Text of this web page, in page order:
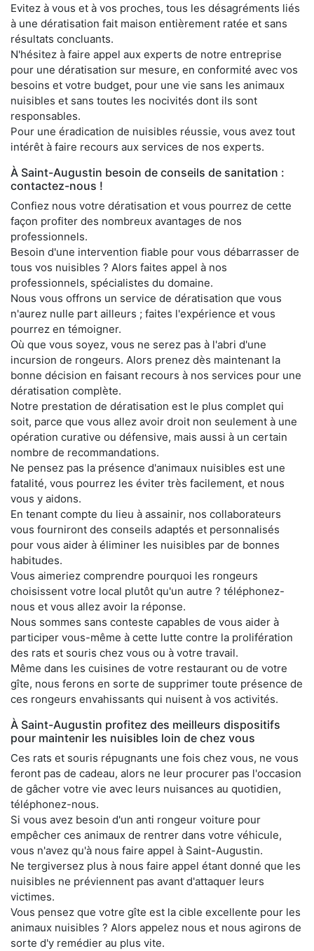
Evitez à vous et à vos proches, tous les désagréments liés
à une dératisation fait maison entièrement ratée et sans
résultats concluants.
N'hésitez à faire appel aux experts de notre entreprise
pour une dératisation sur mesure, en conformité avec vos
besoins et votre budget, pour une vie sans les animaux
nuisibles et sans toutes les nocivités dont ils sont
responsables.
Pour une éradication de nuisibles réussie, vous avez tout
intérêt à faire recours aux services de nos experts.
À Saint-Augustin besoin de conseils de sanitation :
contactez-nous !
Confiez nous votre dératisation et vous pourrez de cette
façon profiter des nombreux avantages de nos
professionnels.
Besoin d'une intervention fiable pour vous débarrasser de
tous vos nuisibles ? Alors faites appel à nos
professionnels, spécialistes du domaine.
Nous vous offrons un service de dératisation que vous
n'aurez nulle part ailleurs ; faites l'expérience et vous
pourrez en témoigner.
Où que vous soyez, vous ne serez pas à l'abri d'une
incursion de rongeurs. Alors prenez dès maintenant la
bonne décision en faisant recours à nos services pour une
dératisation complète.
Notre prestation de dératisation est le plus complet qui
soit, parce que vous allez avoir droit non seulement à une
opération curative ou défensive, mais aussi à un certain
nombre de recommandations.
Ne pensez pas la présence d'animaux nuisibles est une
fatalité, vous pourrez les éviter très facilement, et nous
vous y aidons.
En tenant compte du lieu à assainir, nos collaborateurs
vous fourniront des conseils adaptés et personnalisés
pour vous aider à éliminer les nuisibles par de bonnes
habitudes.
Vous aimeriez comprendre pourquoi les rongeurs
choisissent votre local plutôt qu'un autre ? téléphonez-
nous et vous allez avoir la réponse.
Nous sommes sans conteste capables de vous aider à
participer vous-même à cette lutte contre la prolifération
des rats et souris chez vous ou à votre travail.
Même dans les cuisines de votre restaurant ou de votre
gîte, nous ferons en sorte de supprimer toute présence de
ces rongeurs envahissants qui nuisent à vos activités.
À Saint-Augustin profitez des meilleurs dispositifs
pour maintenir les nuisibles loin de chez vous
Ces rats et souris répugnants une fois chez vous, ne vous
feront pas de cadeau, alors ne leur procurer pas l'occasion
de gâcher votre vie avec leurs nuisances au quotidien,
téléphonez-nous.
Si vous avez besoin d'un anti rongeur voiture pour
empêcher ces animaux de rentrer dans votre véhicule,
vous n'avez qu'à nous faire appel à Saint-Augustin.
Ne tergiversez plus à nous faire appel étant donné que les
nuisibles ne préviennent pas avant d'attaquer leurs
victimes.
Vous pensez que votre gîte est la cible excellente pour les
animaux nuisibles ? Alors appelez nous et nous agirons de
sorte d'y remédier au plus vite.